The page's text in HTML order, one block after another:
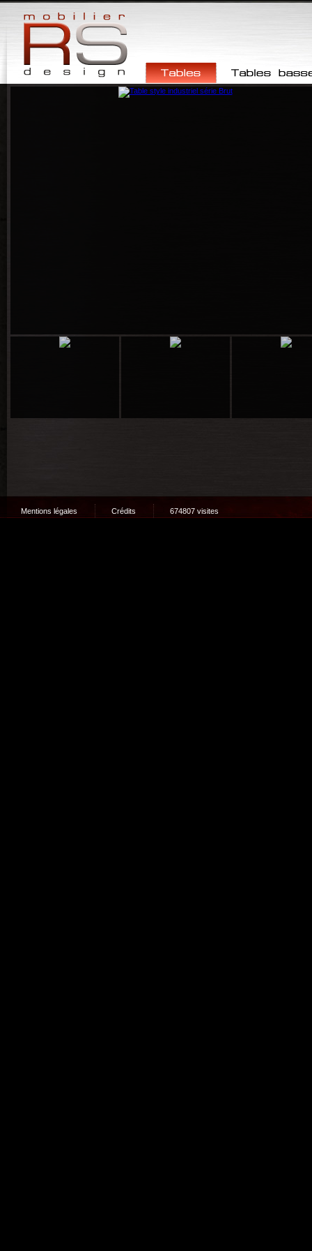
Tables Tables basses
Mentions légales Crédits 674807 visites